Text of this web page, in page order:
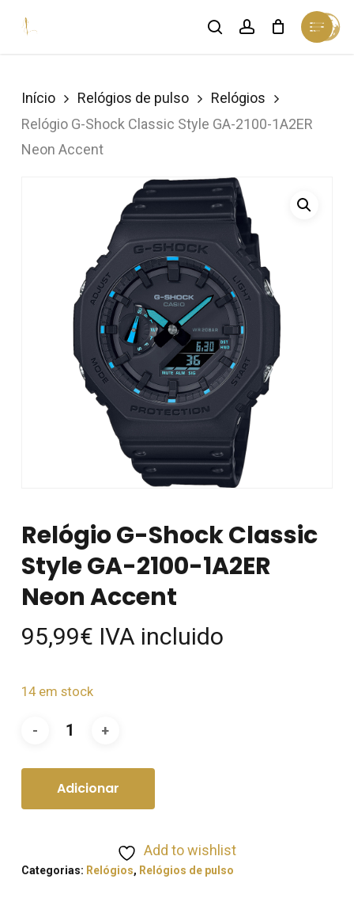
searchaccount
Menu
Close
Cart
Início Relógios de pulso
Relógios
Relógio G-Shock Classic Style GA-2100-1A2ER
Neon Accent
Relógio G-Shock Classic
Style GA-2100-1A2ER
Neon Accent
95,99€ IVA incluido
14 em stock
Adicionar
Add to wishlist
Categorias: Relógios, Relógios de pulso